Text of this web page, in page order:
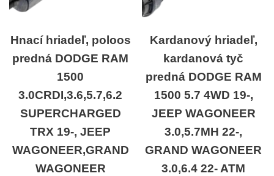
Hnací hriadeľ, poloos
predná DODGE RAM
1500
3.0CRDI,3.6,5.7,6.2
SUPERCHARGED
TRX 19-, JEEP
WAGONEER,GRAND
WAGONEER
Kardanový hriadeľ,
kardanová tyč
predná DODGE RAM
1500 5.7 4WD 19-,
JEEP WAGONEER
3.0,5.7MH 22-,
GRAND WAGONEER
3.0,6.4 22- ATM